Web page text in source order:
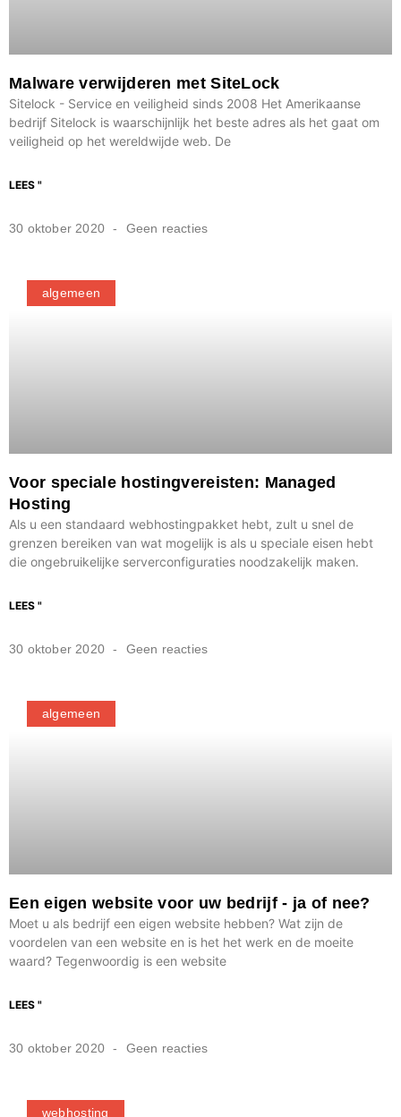
Malware verwijderen met SiteLock
Sitelock - Service en veiligheid sinds 2008 Het Amerikaanse
bedrijf Sitelock is waarschijnlijk het beste adres als het gaat om
veiligheid op het wereldwijde web. De
LEES "
30 oktober 2020 Geen reacties
algemeen
Voor speciale hostingvereisten: Managed
Hosting
Als u een standaard webhostingpakket hebt, zult u snel de
grenzen bereiken van wat mogelijk is als u speciale eisen hebt
die ongebruikelijke serverconfiguraties noodzakelijk maken.
LEES "
30 oktober 2020 Geen reacties
algemeen
Een eigen website voor uw bedrijf - ja of nee?
Moet u als bedrijf een eigen website hebben? Wat zijn de
voordelen van een website en is het het werk en de moeite
waard? Tegenwoordig is een website
LEES "
30 oktober 2020 Geen reacties
webhosting